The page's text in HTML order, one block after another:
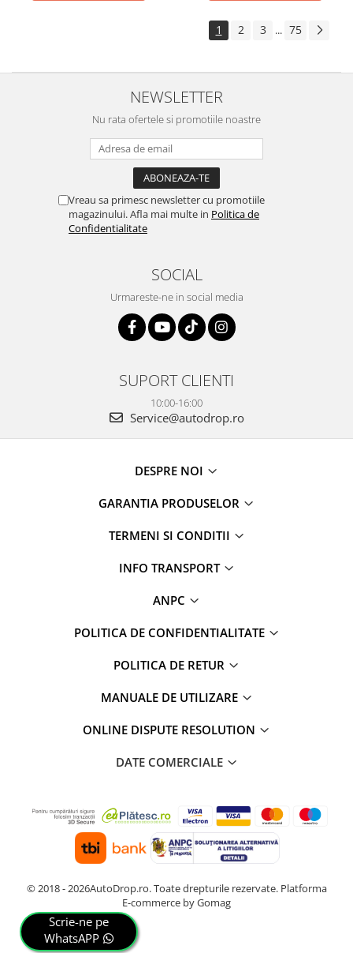
1 2 3 ... 75
NEWSLETTER
Nu rata ofertele si promotiile noastre
Vreau sa primesc newsletter cu promotiile
magazinului. Afla mai multe in Politica de
Confidentialitate
SOCIAL
Urmareste-ne in social media
SUPORT CLIENTI
10:00-16:00
Service@autodrop.ro
DESPRE NOI
GARANTIA PRODUSELOR
TERMENI SI CONDITII
INFO TRANSPORT
ANPC
POLITICA DE CONFIDENTIALITATE
POLITICA DE RETUR
MANUALE DE UTILIZARE
ONLINE DISPUTE RESOLUTION
DATE COMERCIALE
© 2018 - 2026AutoDrop.ro. Toate drepturile rezervate. Platforma
E-commerce by Gomag
Scrie-ne pe
WhatsAPP